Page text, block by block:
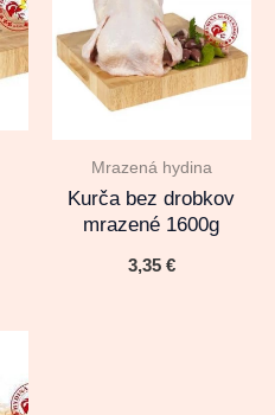
Mrazená hydina
Kurča bez drobkov
mrazené 1600g
3,35 €